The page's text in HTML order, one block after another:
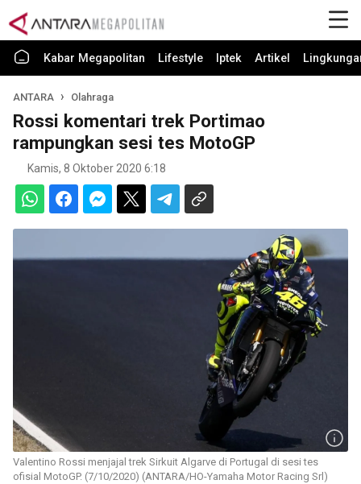
Kabar Megapolitan Lifestyle Iptek Artikel
ANTARA Olahraga
Rossi komentari trek Portimao
rampungkan sesi tes MotoGP
Kamis, 8 Oktober 2020 6:18
Valentino Rossi menjajal trek Sirkuit Algarve di Portugal di sesi tes
ofisial MotoGP. (7/10/2020) (ANTARA/HO-Yamaha Motor Racing Srl)